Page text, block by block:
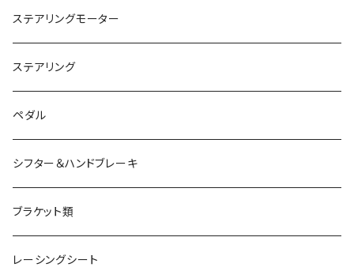
ステアリング
SIMアイテム
アパレル
ステアリングモーター
ステアリング
ペダル
シフター＆ハンドブレーキ
ブラケット類
レーシングシート